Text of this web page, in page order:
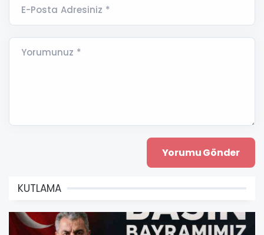
E-Posta Adresiniz *
Yorumunuz *
KUTLAMA